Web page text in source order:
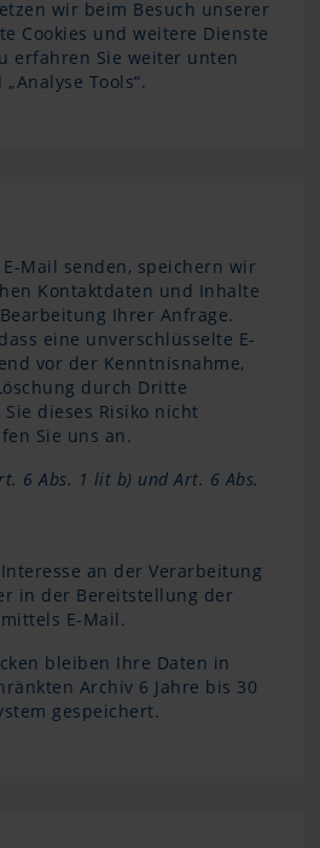
wir beim Besuch unserer
Cookies und weitere Dienste
erfahren Sie weiter unten
Tools“.
Mail senden, speichern wir
Kontaktdaten und Inhalte
Ihrer Anfrage.
eine unverschlüsselte E-
vor der Kenntnisnahme,
durch Dritte
dieses Risiko nicht
Sie uns an.
6 Abs. 1 lit b) und Art. 6 Abs.
an der Verarbeitung
in der Bereitstellung der
E-Mail.
bleiben Ihre Daten in
Archiv 6 Jahre bis 30
gespeichert.